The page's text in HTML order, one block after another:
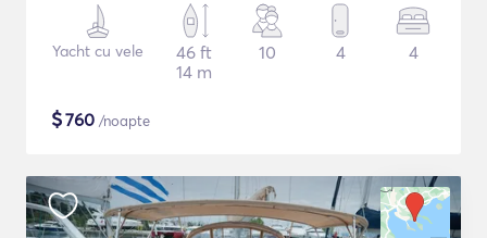
Yacht cu vele
46 ft
14 m
10 4 4
$760 /noapte